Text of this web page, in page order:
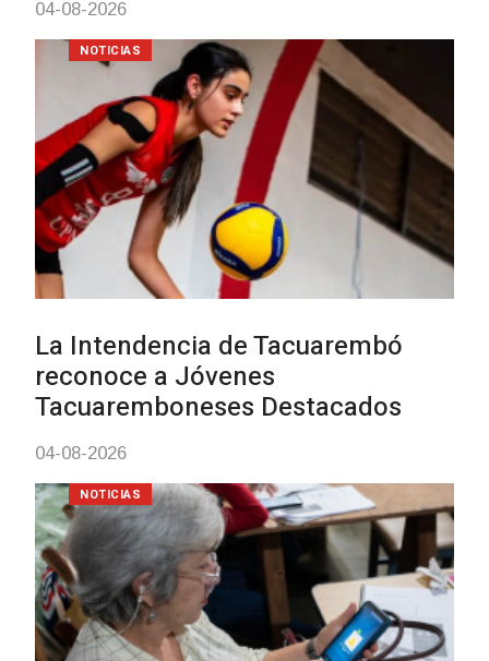
vacunación contra el
meningococo
NOTICIAS
NOTICIAS